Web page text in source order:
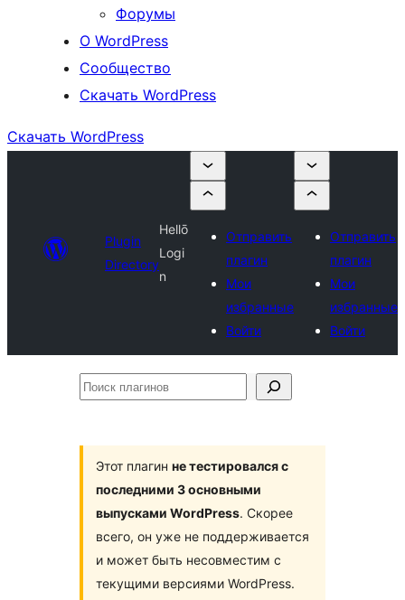
Форумы
О WordPress
Сообщество
Скачать WordPress
Скачать WordPress
Plugin
Directory
Hellō
Logi
n
Отправить
плагин
Мои
избранные
Войти
Отправить
плагин
Мои
избранные
Войти
Поиск
Этот плагин не тестировался с
последними 3 основными
выпусками WordPress. Скорее
всего, он уже не поддерживается
и может быть несовместим с
текущими версиями WordPress.